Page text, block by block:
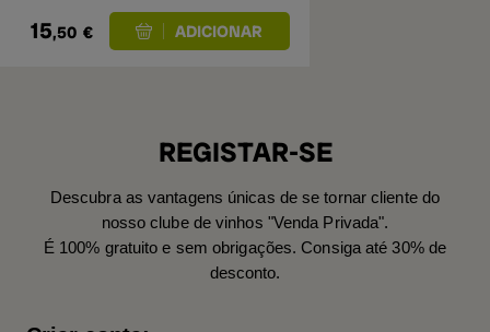
15,50 €
REGISTAR-SE
Descubra as vantagens únicas de se tornar cliente do
nosso clube de vinhos "Venda Privada".
É 100% gratuito e sem obrigações. Consiga até 30% de
desconto.